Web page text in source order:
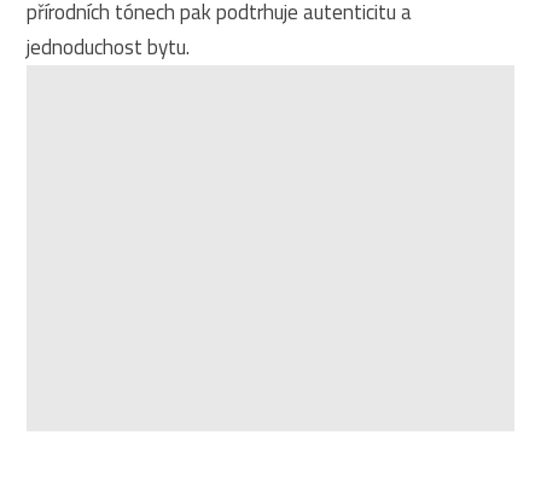
přírodních tónech pak podtrhuje autenticitu a
jednoduchost bytu.